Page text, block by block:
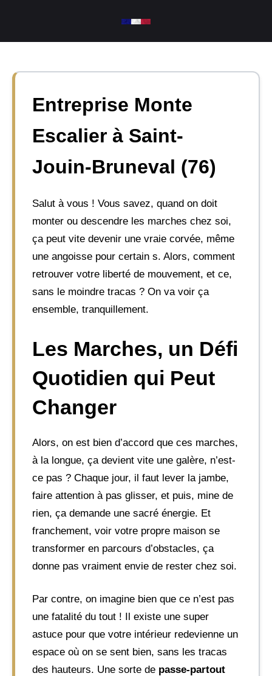
contenu
Entreprise Monte
Escalier à Saint-
Jouin-Bruneval (76)
Salut à vous ! Vous savez, quand on doit
monter ou descendre les marches chez soi,
ça peut vite devenir une vraie corvée, même
une angoisse pour certain s. Alors, comment
retrouver votre liberté de mouvement, et ce,
sans le moindre tracas ? On va voir ça
ensemble, tranquillement.
Les Marches, un Défi
Quotidien qui Peut
Changer
Alors, on est bien d’accord que ces marches,
à la longue, ça devient vite une galère, n’est-
ce pas ? Chaque jour, il faut lever la jambe,
faire attention à pas glisser, et puis, mine de
rien, ça demande une sacré énergie. Et
franchement, voir votre propre maison se
transformer en parcours d’obstacles, ça
donne pas vraiment envie de rester chez soi.
Par contre, on imagine bien que ce n’est pas
une fatalité du tout ! Il existe une super
astuce pour que votre intérieur redevienne un
espace où on se sent bien, sans les tracas
des hauteurs. Une sorte de passe-partout